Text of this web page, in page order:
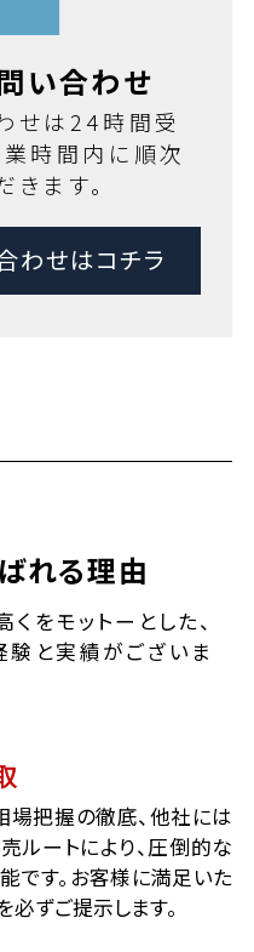
い合わせ
せは24時間受
業時間内に順次
ます。
わせはコチラ
れる理由
くをモットーとした、
と実績がございま
場把握の徹底、他社には
ルートにより、圧倒的な
です。お客様に満足いた
ずご提示します。